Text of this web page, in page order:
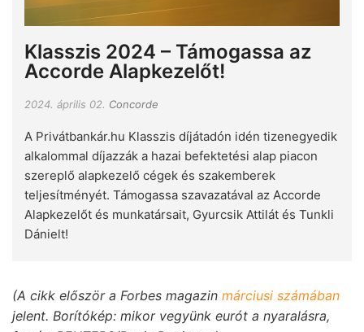
Klasszis 2024 – Támogassa az
Accorde Alapkezelőt!
2024. április 02. Concorde
A Privátbankár.hu Klasszis díjátadón idén tizenegyedik
alkalommal díjazzák a hazai befektetési alap piacon
szereplő alapkezelő cégek és szakemberek
teljesítményét. Támogassa szavazatával az Accorde
Alapkezelőt és munkatársait, Gyurcsik Attilát és Tunkli
Dánielt!
(A cikk először a Forbes magazin márciusi számában
jelent. Borítókép: mikor vegyünk eurót a nyaralásra,